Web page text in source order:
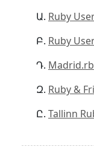
Ruby
Ruby
Madrid.rb
Ruby &
Tallinn